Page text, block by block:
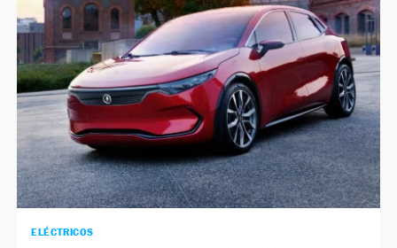
NEWSLETTER
SÍGUENOS
ELÉCTRICOS